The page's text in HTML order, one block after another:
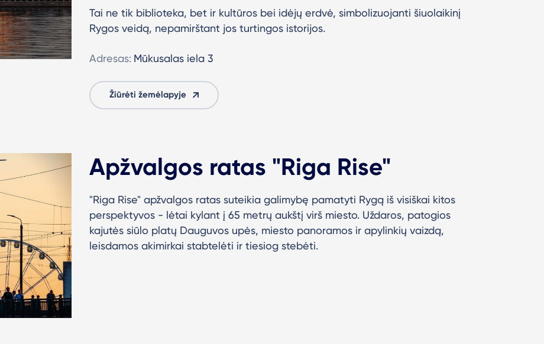
Tai ne tik biblioteka, bet ir kultūros bei idėjų erdvė, simbolizuojanti šiuolaikinį
Rygos veidą, nepamirštant jos turtingos istorijos.
Adresas: Mūkusalas iela 3
Žiūrėti žemėlapyje
Apžvalgos ratas "Riga Rise"
"Riga Rise" apžvalgos ratas suteikia galimybę pamatyti Rygą iš visiškai kitos
perspektyvos - lėtai kylant į 65 metrų aukštį virš miesto. Uždaros, patogios
kajutės siūlo platų Dauguvos upės, miesto panoramos ir apylinkių vaizdą,
leisdamos akimirkai stabtelėti ir tiesiog stebėti.